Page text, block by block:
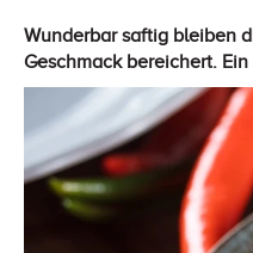
Wunderbar saftig bleiben
Geschmack bereichert. Ein